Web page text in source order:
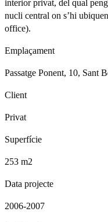
interior privat, del qual
nucli central on s’hi
office).
Emplaçament
Passatge Ponent, 10, Sant
Client
Privat
Superfície
253 m2
Data projecte
2006-2007